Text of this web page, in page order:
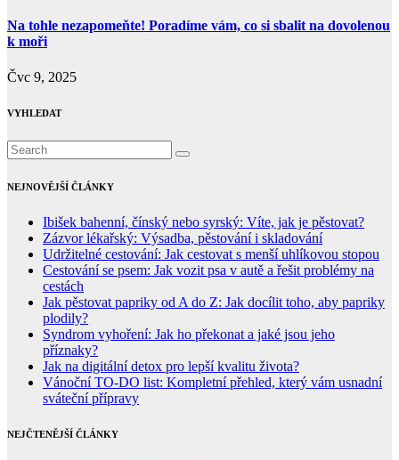
Na tohle nezapomeňte! Poradíme vám, co si sbalit na dovolenou
k moři
Čvc 9, 2025
VYHLEDAT
NEJNOVĚJŠÍ ČLÁNKY
Ibišek bahenní, čínský nebo syrský: Víte, jak je pěstovat?
Zázvor lékařský: Výsadba, pěstování i skladování
Udržitelné cestování: Jak cestovat s menší uhlíkovou stopou
Cestování se psem: Jak vozit psa v autě a řešit problémy na
cestách
Jak pěstovat papriky od A do Z: Jak docílit toho, aby papriky
plodily?
Syndrom vyhoření: Jak ho překonat a jaké jsou jeho
příznaky?
Jak na digitální detox pro lepší kvalitu života?
Vánoční TO-DO list: Kompletní přehled, který vám usnadní
sváteční přípravy
NEJČTENĚJŠÍ ČLÁNKY